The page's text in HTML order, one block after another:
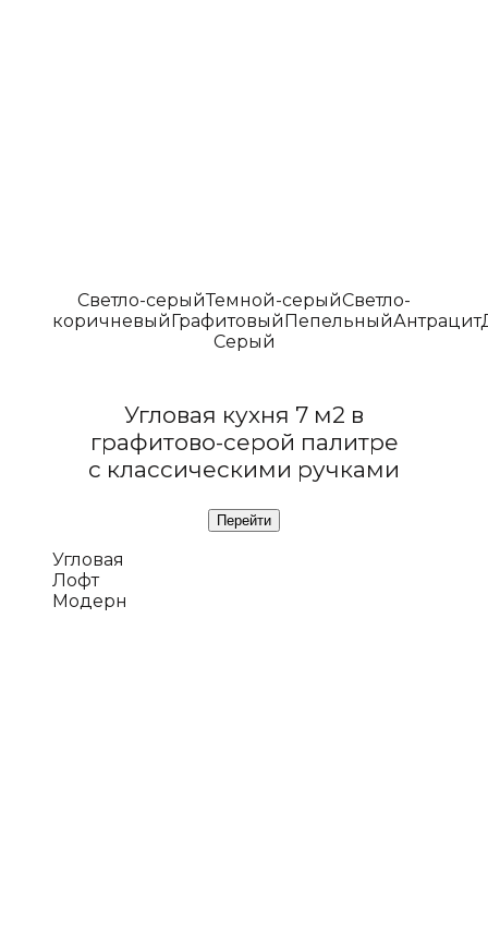
Светло-серыйТемной-серыйСветло-
коричневый Графитовый ПепельныйАнтрацит
Серый
Угловая кухня 7 м2 в
графитово-серой палитре
с классическими ручками
Угловая
Лофт
Модерн